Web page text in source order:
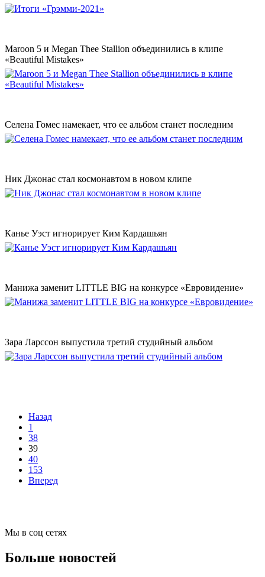
Maroon 5 и Megan Thee Stallion объединились в клипе
«Beautiful Mistakes»
Селена Гомес намекает, что ее альбом станет последним
Ник Джонас стал космонавтом в новом клипе
Канье Уэст игнорирует Ким Кардашьян
Манижа заменит LITTLE BIG на конкурсе «Евровидение»
Зара Ларссон выпустила третий студийный альбом
Назад
1
38
39
40
153
Вперед
Мы в соц сетях
Больше новостей